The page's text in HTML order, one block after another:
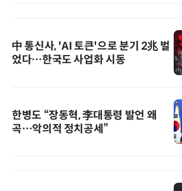
中 통신사, 'AI 토큰'으로 분기 2兆 벌
었다…한국도 사업화 시동
한병도 “장동혁, 李대통령 발언 왜
곡…악의적 정치공세”